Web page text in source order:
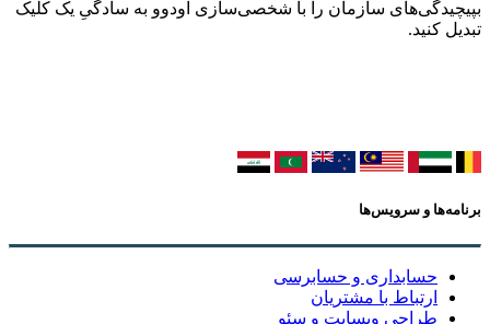
بپیچیدگی‌های سازمان را با شخصی‌سازی اودوو به سادگیِ یک کلیک
تبدیل کنید.
برنامه‌ها و سرویس‌ها
حسابداری و حسابرسی
ارتباط با مشتریان
طراحی وبسایت و سئو